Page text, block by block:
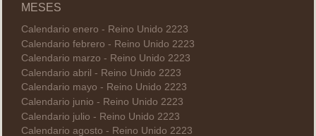
MESES
Calendario enero - Reino Unido 2223
Calendario febrero - Reino Unido 2223
Calendario marzo - Reino Unido 2223
Calendario abril - Reino Unido 2223
Calendario mayo - Reino Unido 2223
Calendario junio - Reino Unido 2223
Calendario julio - Reino Unido 2223
Calendario agosto - Reino Unido 2223